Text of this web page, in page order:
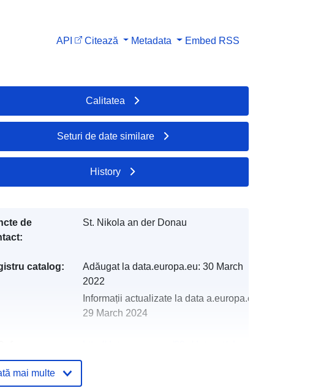
API Citează Metadata Embed RSS
Calitatea
Seturi de date similare
History
de
St. Nikola an der Donau
catalog: Adăugat la data.europa.eu: 30 March
2022
Informații actualizate la data a.europa.eu:
29 March 2024
mai multe